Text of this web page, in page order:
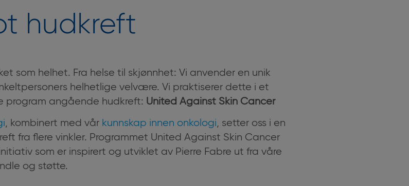
hudkreft
som helhet. Fra helse til skjønnhet: Vi anvender en unik
helhetlige velvære. Vi praktiserer dette i et
program angående hudkreft: United Against Skin Cancer
, kombinert med vår kunnskap innen onkologi, setter oss i en
fra flere vinkler. Programmet United Against Skin Cancer
som er inspirert og utviklet av Pierre Fabre ut fra våre
og støtte.